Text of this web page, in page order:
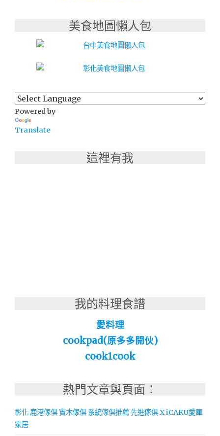
歇
美食地圖懶人包
Powered by
Translate
這裡有我
我的料理食譜
愛料理
cookpad(原多多開伙)
cook1cook
熱門文章與頁面︰
彰化 鹿港傢俱 實木傢俱 系統傢俱推薦 先進傢俱 X iCAKU愛庫
家居